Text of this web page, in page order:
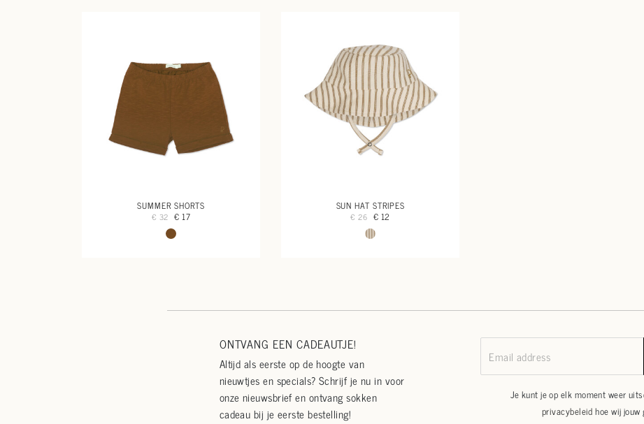
SUMMER SHORTS
€ 32 € 17
SUN HAT STRIPES
€ 26 € 12
ONTVANG EEN CADEAUTJE!
Altijd als eerste op de hoogte van
nieuwtjes en specials? Schrijf je nu in voor
onze nieuwsbrief en ontvang sokken
cadeau bij je eerste bestelling!
Email address
Je kunt je op elk moment weer
privacybeleidhoe wij